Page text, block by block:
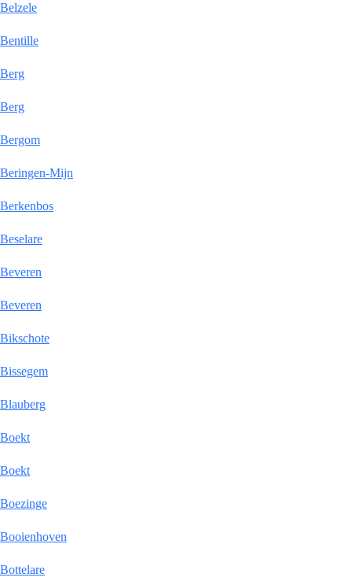
Belzele
Bentille
Berg
Berg
Bergom
Beringen-Mijn
Berkenbos
Beselare
Beveren
Beveren
Bikschote
Bissegem
Blauberg
Boekt
Boekt
Boezinge
Booienhoven
Bottelare